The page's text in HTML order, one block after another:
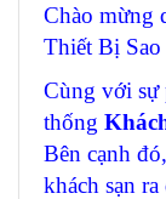
Chào mừng
Thiết Bị
Cùng với sự
thống
Bên cạnh
khách sạn